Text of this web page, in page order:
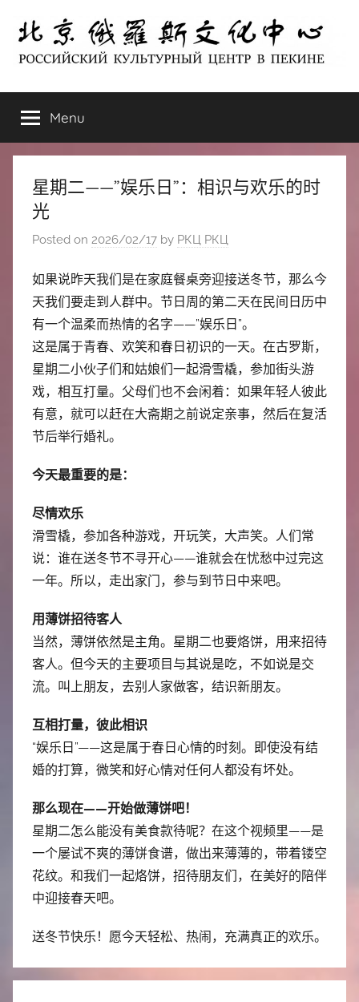
content
北
京
俄
罗
斯
文
化
中
心
ЦЕНТР
В
ПЕКИНЕ
Menu
星期二——”娱乐日”：相识与欢乐的时
光
Posted on 2026/02/17 by РКЦ РКЦ
如果说昨天我们是在家庭餐桌旁迎接送冬节，那么今
天我们要走到人群中。节日周的第二天在民间日历中
有一个温柔而热情的名字——”娱乐日”。
这是属于青春、欢笑和春日初识的一天。在古罗斯，
星期二小伙子们和姑娘们一起滑雪橇，参加街头游
戏，相互打量。父母们也不会闲着：如果年轻人彼此
有意，就可以赶在大斋期之前说定亲事，然后在复活
节后举行婚礼。
今天最重要的是：
尽情欢乐
滑雪橇，参加各种游戏，开玩笑，大声笑。人们常
说：谁在送冬节不寻开心——谁就会在忧愁中过完这
一年。所以，走出家门，参与到节日中来吧。
用薄饼招待客人
当然，薄饼依然是主角。星期二也要烙饼，用来招待
客人。但今天的主要项目与其说是吃，不如说是交
流。叫上朋友，去别人家做客，结识新朋友。
互相打量，彼此相识
“娱乐日”——这是属于春日心情的时刻。即使没有结
婚的打算，微笑和好心情对任何人都没有坏处。
那么现在——开始做薄饼吧！
星期二怎么能没有美食款待呢？在这个视频里——是
一个屡试不爽的薄饼食谱，做出来薄薄的，带着镂空
花纹。和我们一起烙饼，招待朋友们，在美好的陪伴
中迎接春天吧。
送冬节快乐！愿今天轻松、热闹，充满真正的欢乐。